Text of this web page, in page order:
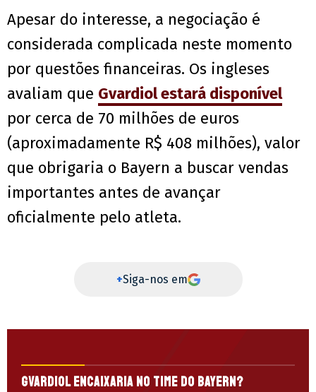
Apesar do interesse, a negociação é
considerada complicada neste momento
por questões financeiras. Os ingleses
avaliam que Gvardiol estará disponível
por cerca de 70 milhões de euros
(aproximadamente R$ 408 milhões), valor
que obrigaria o Bayern a buscar vendas
importantes antes de avançar
oficialmente pelo atleta.
+Siga-nos em
Gvardiol encaixaria no time do Bayern?